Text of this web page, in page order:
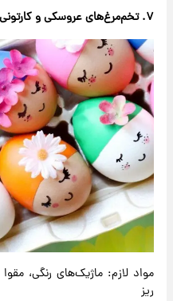
۷. تخم‌مرغ‌های عروسکی و کارتونی
مواد لازم: ماژیک‌های رنگی،
ریز